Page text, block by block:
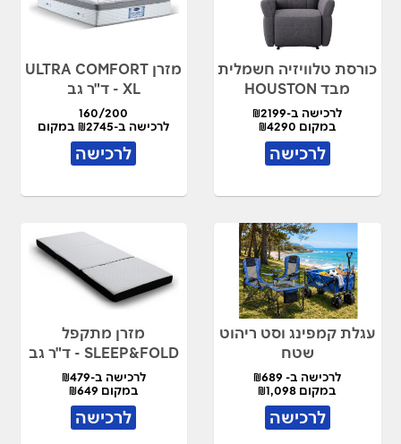
כורסת טלוויזיה חשמלית
מבד HOUSTON
לרכישה ב-₪2199
במקום ₪4290
לרכישה
מזרן ULTRA COMFORT
XL - ד"ר גב
160/200
לרכישה ב-₪2745 במקום
₪5490
לרכישה
עגלת קמפינג וסט ריהוט
שטח
לרכישה ב- ₪689
במקום ₪1,098
לרכישה
מזרן מתקפל
SLEEP&FOLD - ד"ר גב
לרכישה ב-₪479
במקום ₪649
לרכישה